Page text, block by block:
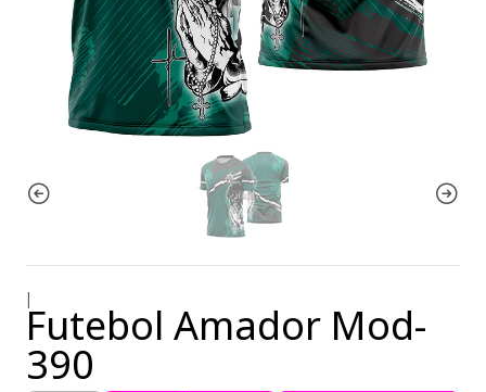
Futebol Amador Mod-
390